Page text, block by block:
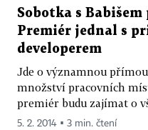
Sobotka s
Premiér jednal s
developerem
Jde o významnou
množství pracovních
premiér budu zajímat o
5. 2. 2014 ▪ 3 min. čtení